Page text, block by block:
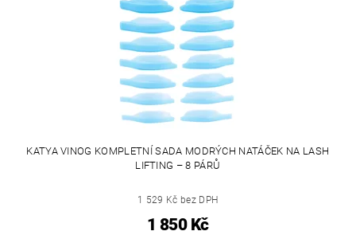
KATYA VINOG KOMPLETNÍ SADA MODRÝCH NATÁČEK NA LASH
LIFTING – 8 PÁRŮ
1 529 Kč bez DPH
1 850 Kč